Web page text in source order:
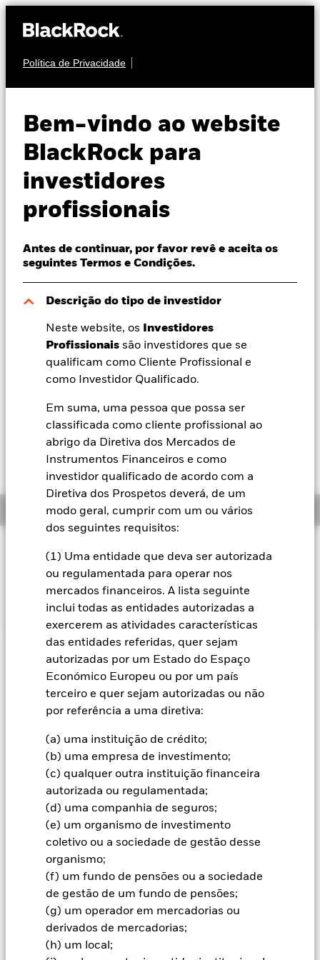
Política de Privacidade
Bem-vindo ao website
BlackRock para
investidores
profissionais
Antes de continuar, por favor revê e aceita os
seguintes Termos e Condições.
Descrição do tipo de investidor
Neste website, os
Investidores
Profissionais são investidores que se
qualificam como Cliente Profissional e
como Investidor Qualificado.
Em suma, uma pessoa que possa ser
classificada como cliente profissional ao
abrigo da Diretiva dos Mercados de
Instrumentos Financeiros e como
investidor qualificado de acordo com a
Diretiva dos Prospetos deverá, de um
modo geral, cumprir com um ou vários
dos seguintes requisitos:
(1) Uma entidade que deva ser autorizada
ou regulamentada para operar nos
mercados financeiros. A lista seguinte
inclui todas as entidades autorizadas a
exercerem as atividades características
das entidades referidas, quer sejam
autorizadas por um Estado do Espaço
Económico Europeu ou por um país
terceiro e quer sejam autorizadas ou não
por referência a uma diretiva:
(a) uma instituição de crédito;
(b) uma empresa de investimento;
(c) qualquer outra instituição financeira
autorizada ou regulamentada;
(d) uma companhia de seguros;
(e) um organismo de investimento
coletivo ou a sociedade de gestão desse
organismo;
(f) um fundo de pensões ou a sociedade
de gestão de um fundo de pensões;
(g) um operador em mercadorias ou
derivados de mercadorias;
(h) um local;
Perspectivas
Visão de mercado
Recursos
Profissionais
Portugal
Change location
BlackRock
iShares
Aladdin
A nossa empresa
IUMO
MSCI USA
Momentum
Factor UCITS
USD 21,57
52 semanas 15,83 - 24,22
Variação do NAV a dia 06 ago. 2026
USD -0,13 (-0,61%)
Retorno total do NAV 06 ago. 2026
24,90
Resumo
Filosofia de investimento
O Fundo visa acompanhar o desempenho de um índice
tenham vindo a registar uma tendência de valorização.
Informação Importante: Capital em Risco.O valor investido
e seus rendimentos podem sofrer reduções ou aumentos e
não são garantidos. Investidores podem não reaver o
montante originalmente investido.
Todas as categorias de acções com cobertura cambial utilizam
derivados para a cobertura do risco cambial. A utilização de
derivados para uma categoria de acções pode implicar o risco
de contágio (também designado por “spill-over”) a outras
envidará os esforços necessários para garantir a aplicação de
procedimentos adequados quem minimizem o risco de
contágio a outra categoria de acções. Através da caixa de lista
pendente imediatamente abaixo do nome do fundo, pode ver
uma lista de todas as categorias de acções do fundo – as
assinaladas com a expressão “Hedged” no nome da categoria
de acções. Além disso, está disponível, mediante pedido
dirigido à sociedade gestora do fundo, uma lista completa de